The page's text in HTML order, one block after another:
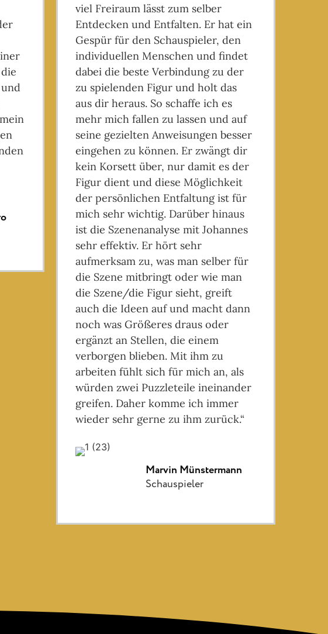
viel Freiraum lässt zum selber
Entdecken und Entfalten. Er hat ein
Gespür für den Schauspieler, den
individuellen Menschen und findet
dabei die beste Verbindung zu der
zu spielenden Figur und holt das
aus dir heraus. So schaffe ich es
mehr mich fallen zu lassen und auf
seine gezielten Anweisungen besser
eingehen zu können. Er zwängt dir
kein Korsett über, nur damit es der
Figur dient und diese Möglichkeit
der persönlichen Entfaltung ist für
mich sehr wichtig. Darüber hinaus
ist die Szenenanalyse mit Johannes
sehr effektiv. Er hört sehr
aufmerksam zu, was man selber für
die Szene mitbringt oder wie man
die Szene/die Figur sieht, greift
auch die Ideen auf und macht dann
noch was Größeres draus oder
ergänzt an Stellen, die einem
verborgen blieben. Mit ihm zu
arbeiten fühlt sich für mich an, als
würden zwei Puzzleteile ineinander
greifen. Daher komme ich immer
wieder sehr gerne zu ihm zurück.“
Marvin Münstermann
Schauspieler